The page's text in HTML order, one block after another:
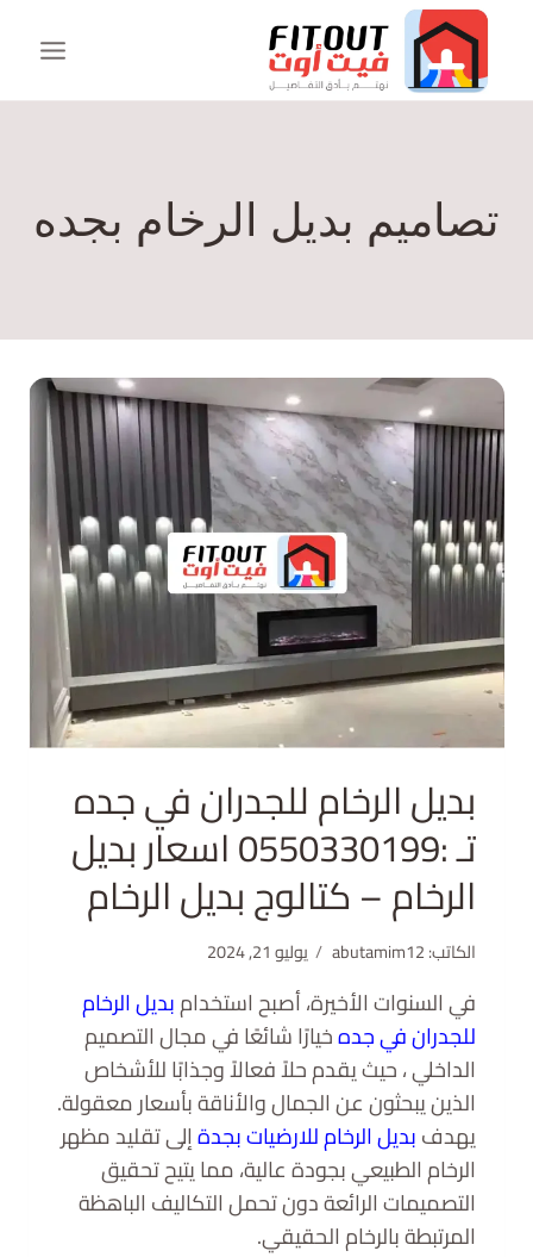
تصاميم بديل الرخام بجده
بديل الرخام للجدران في جده
تـ :0550330199 اسعار بديل
الرخام – كتالوج بديل الرخام
الكاتب:abutamim12 يوليو 21, 2024
في السنوات الأخيرة، أصبح استخدامبديل الرخام
للجدران في جدهخيارًا شائعًا في مجال التصميم
الداخلي ، حيث يقدم حلاً فعالاً وجذابًا للأشخاص
الذين يبحثون عن الجمال والأناقة بأسعار معقولة.
يهدفبديل الرخام للارضيات بجدةإلى تقليد مظهر
الرخام الطبيعي بجودة عالية، مما يتيح تحقيق
التصميمات الرائعة دون تحمل التكاليف الباهظة
المرتبطة بالرخام الحقيقي.